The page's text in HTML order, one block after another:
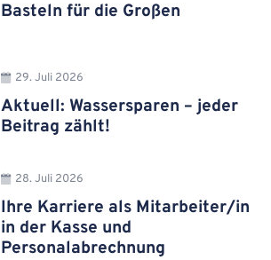
Basteln für die Großen
29. Juli 2026
Aktuell: Wassersparen – jeder
Beitrag zählt!
28. Juli 2026
Ihre Karriere als Mitarbeiter/in
in der Kasse und
Personalabrechnung